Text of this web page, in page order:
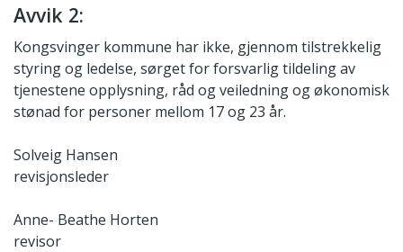
Avvik 2:
Kongsvinger kommune har ikke, gjennom tilstrekkelig
styring og ledelse, sørget for forsvarlig tildeling av
tjenestene opplysning, råd og veiledning og økonomisk
stønad for personer mellom 17 og 23 år.
Solveig Hansen
revisjonsleder
Anne- Beathe Horten
revisor